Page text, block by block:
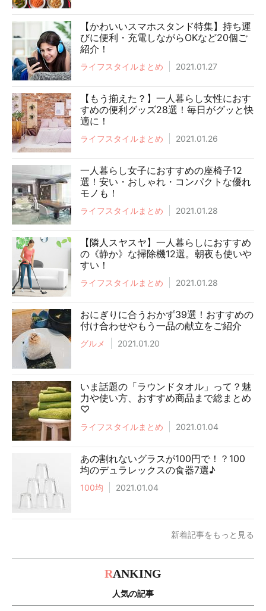
【かわいいスマホスタンド特集】持ち運
びに便利・充電しながらOKなど20個ご
紹介！
ライフスタイルまとめ 2021.01.27
【もう揃えた？】一人暮らし女性におす
すめの便利グッズ28選！毎日がグッと快
適に！
ライフスタイルまとめ 2021.01.26
一人暮らし女子におすすめの座椅子12
選！安い・おしゃれ・コンパクトな優れ
モノも！
ライフスタイルまとめ 2021.01.28
【隣人スヤスヤ】一人暮らしにおすすめ
の《静か》な掃除機12選。朝夜も使いや
すい！
ライフスタイルまとめ 2021.01.28
おにぎりに合うおかず39選！おすすめの
付け合わせやもう一品の献立をご紹介
グルメ 2021.01.20
いま話題の「ラウンドタオル」って？魅
力や使い方、おすすめ商品まで総まとめ
♡
ライフスタイルまとめ 2021.01.04
あの割れないグラスが100円で！？100
均のデュラレックスの食器7選♪
100均 2021.01.04
新着記事をもっと見る
RANKING
人気の記事